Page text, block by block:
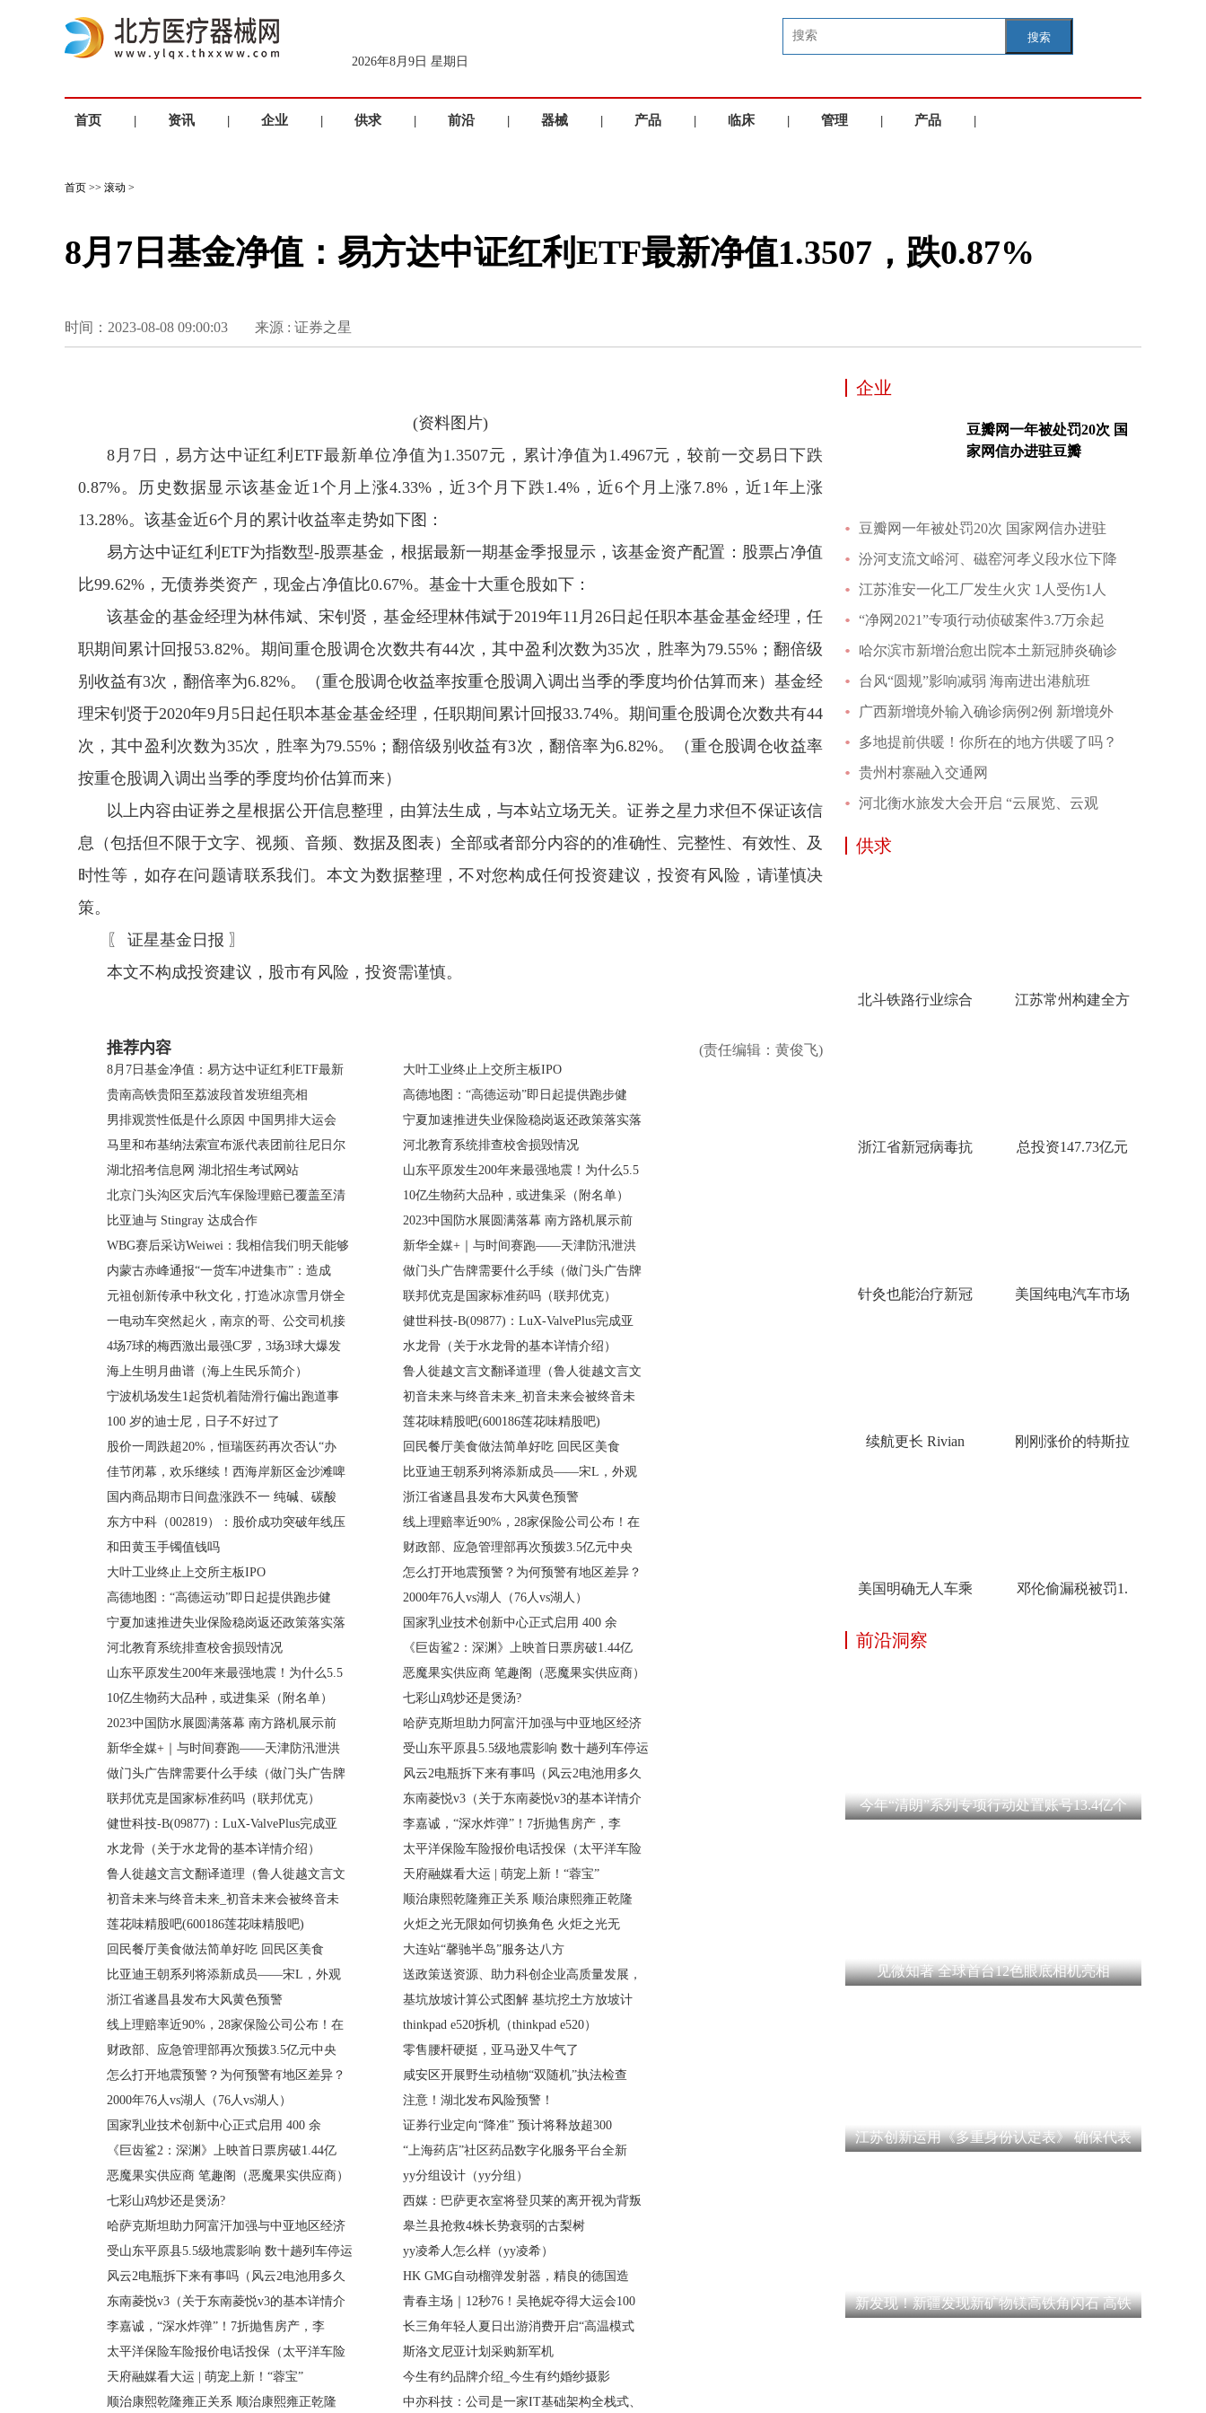
2026年8月9日 星期日
搜索
首页 | 资讯 | 企业 | 供求 | 前沿 | 器械 | 产品 | 临床 | 管理 | 产品 |
首页 >> 滚动 >
8月7日基金净值：易方达中证红利ETF最新净值1.3507，跌0.87%
时间：2023-08-08 09:00:03 来源 : 证券之星
(资料图片)
8月7日，易方达中证红利ETF最新单位净值为1.3507元，累计净值为1.4967元，较前一交易日下跌
0.87%。历史数据显示该基金近1个月上涨4.33%，近3个月下跌1.4%，近6个月上涨7.8%，近1年上涨
13.28%。该基金近6个月的累计收益率走势如下图：
易方达中证红利ETF为指数型-股票基金，根据最新一期基金季报显示，该基金资产配置：股票占净值
比99.62%，无债券类资产，现金占净值比0.67%。基金十大重仓股如下：
该基金的基金经理为林伟斌、宋钊贤，基金经理林伟斌于2019年11月26日起任职本基金基金经理，任
职期间累计回报53.82%。期间重仓股调仓次数共有44次，其中盈利次数为35次，胜率为79.55%；翻倍级
别收益有3次，翻倍率为6.82%。（重仓股调仓收益率按重仓股调入调出当季的季度均价估算而来）基金经
理宋钊贤于2020年9月5日起任职本基金基金经理，任职期间累计回报33.74%。期间重仓股调仓次数共有44
次，其中盈利次数为35次，胜率为79.55%；翻倍级别收益有3次，翻倍率为6.82%。（重仓股调仓收益率
按重仓股调入调出当季的季度均价估算而来）
以上内容由证券之星根据公开信息整理，由算法生成，与本站立场无关。证券之星力求但不保证该信
息（包括但不限于文字、视频、音频、数据及图表）全部或者部分内容的的准确性、完整性、有效性、及
时性等，如存在问题请联系我们。本文为数据整理，不对您构成任何投资建议，投资有风险，请谨慎决
策。
〖 证星基金日报 〗
本文不构成投资建议，股市有风险，投资需谨慎。
(责任编辑：黄俊飞)
推荐内容
8月7日基金净值：易方达中证红利ETF最新
贵南高铁贵阳至荔波段首发班组亮相
男排观赏性低是什么原因 中国男排大运会
马里和布基纳法索宣布派代表团前往尼日尔
湖北招考信息网 湖北招生考试网站
北京门头沟区灾后汽车保险理赔已覆盖至清
比亚迪与 Stingray 达成合作
WBG赛后采访Weiwei：我相信我们明天能够
内蒙古赤峰通报“一货车冲进集市”：造成
元祖创新传承中秋文化，打造冰凉雪月饼全
一电动车突然起火，南京的哥、公交司机接
4场7球的梅西激出最强C罗，3场3球大爆发
海上生明月曲谱（海上生民乐简介）
宁波机场发生1起货机着陆滑行偏出跑道事
100 岁的迪士尼，日子不好过了
股价一周跌超20%，恒瑞医药再次否认“办
佳节闭幕，欢乐继续！西海岸新区金沙滩啤
国内商品期市日间盘涨跌不一 纯碱、碳酸
东方中科（002819）：股价成功突破年线压
和田黄玉手镯值钱吗
大叶工业终止上交所主板IPO
高德地图：“高德运动”即日起提供跑步健
宁夏加速推进失业保险稳岗返还政策落实落
河北教育系统排查校舍损毁情况
山东平原发生200年来最强地震！为什么5.5
10亿生物药大品种，或进集采（附名单）
2023中国防水展圆满落幕 南方路机展示前
新华全媒+｜与时间赛跑——天津防汛泄洪
做门头广告牌需要什么手续（做门头广告牌
联邦优克是国家标准药吗（联邦优克）
健世科技-B(09877)：LuX-ValvePlus完成亚
水龙骨（关于水龙骨的基本详情介绍）
鲁人徙越文言文翻译道理（鲁人徙越文言文
初音未来与终音未来_初音未来会被终音未
莲花味精股吧(600186莲花味精股吧)
回民餐厅美食做法简单好吃 回民区美食
比亚迪王朝系列将添新成员——宋L，外观
浙江省遂昌县发布大风黄色预警
线上理赔率近90%，28家保险公司公布！在
财政部、应急管理部再次预拨3.5亿元中央
怎么打开地震预警？为何预警有地区差异？
2000年76人vs湖人（76人vs湖人）
国家乳业技术创新中心正式启用 400 余
《巨齿鲨2：深渊》上映首日票房破1.44亿
恶魔果实供应商 笔趣阁（恶魔果实供应商）
七彩山鸡炒还是煲汤?
哈萨克斯坦助力阿富汗加强与中亚地区经济
受山东平原县5.5级地震影响 数十趟列车停运
风云2电瓶拆下来有事吗（风云2电池用多久
东南菱悦v3（关于东南菱悦v3的基本详情介
李嘉诚，“深水炸弹”！7折抛售房产，李
太平洋保险车险报价电话投保（太平洋车险
天府融媒看大运 | 萌宠上新！“蓉宝”
顺治康熙乾隆雍正关系 顺治康熙雍正乾隆
大叶工业终止上交所主板IPO
高德地图：“高德运动”即日起提供跑步健
宁夏加速推进失业保险稳岗返还政策落实落
河北教育系统排查校舍损毁情况
山东平原发生200年来最强地震！为什么5.5
10亿生物药大品种，或进集采（附名单）
2023中国防水展圆满落幕 南方路机展示前
新华全媒+｜与时间赛跑——天津防汛泄洪
做门头广告牌需要什么手续（做门头广告牌
联邦优克是国家标准药吗（联邦优克）
健世科技-B(09877)：LuX-ValvePlus完成亚
水龙骨（关于水龙骨的基本详情介绍）
鲁人徙越文言文翻译道理（鲁人徙越文言文
初音未来与终音未来_初音未来会被终音未
莲花味精股吧(600186莲花味精股吧)
回民餐厅美食做法简单好吃 回民区美食
比亚迪王朝系列将添新成员——宋L，外观
浙江省遂昌县发布大风黄色预警
线上理赔率近90%，28家保险公司公布！在
财政部、应急管理部再次预拨3.5亿元中央
怎么打开地震预警？为何预警有地区差异？
2000年76人vs湖人（76人vs湖人）
国家乳业技术创新中心正式启用 400 余
《巨齿鲨2：深渊》上映首日票房破1.44亿
恶魔果实供应商 笔趣阁（恶魔果实供应商）
七彩山鸡炒还是煲汤?
哈萨克斯坦助力阿富汗加强与中亚地区经济
受山东平原县5.5级地震影响 数十趟列车停运
风云2电瓶拆下来有事吗（风云2电池用多久
东南菱悦v3（关于东南菱悦v3的基本详情介
李嘉诚，“深水炸弹”！7折抛售房产，李
太平洋保险车险报价电话投保（太平洋车险
天府融媒看大运 | 萌宠上新！“蓉宝”
顺治康熙乾隆雍正关系 顺治康熙雍正乾隆
火炬之光无限如何切换角色 火炬之光无
大连站“馨驰半岛”服务达八方
送政策送资源、助力科创企业高质量发展，
基坑放坡计算公式图解 基坑挖土方放坡计
thinkpad e520拆机（thinkpad e520）
零售腰杆硬挺，亚马逊又牛气了
咸安区开展野生动植物“双随机”执法检查
注意！湖北发布风险预警！
证券行业定向“降准” 预计将释放超300
“上海药店”社区药品数字化服务平台全新
yy分组设计（yy分组）
西媒：巴萨更衣室将登贝莱的离开视为背叛
皋兰县抢救4株长势衰弱的古梨树
yy凌希人怎么样（yy凌希）
HK GMG自动榴弹发射器，精良的德国造
青春主场｜12秒76！吴艳妮夺得大运会100
长三角年轻人夏日出游消费开启“高温模式
斯洛文尼亚计划采购新军机
今生有约品牌介绍_今生有约婚纱摄影
中亦科技：公司是一家IT基础架构全栈式、
企业
豆瓣网一年被处罚20次 国
家网信办进驻豆瓣
豆瓣网一年被处罚20次 国家网信办进驻
汾河支流文峪河、磁窑河孝义段水位下降
江苏淮安一化工厂发生火灾 1人受伤1人
“净网2021”专项行动侦破案件3.7万余起
哈尔滨市新增治愈出院本土新冠肺炎确诊
台风“圆规”影响减弱 海南进出港航班
广西新增境外输入确诊病例2例 新增境外
多地提前供暖！你所在的地方供暖了吗？
贵州村寨融入交通网
河北衡水旅发大会开启 “云展览、云观
供求
北斗铁路行业综合 江苏常州构建全方
浙江省新冠病毒抗 总投资147.73亿元
针灸也能治疗新冠 美国纯电汽车市场
续航更长 Rivian 刚刚涨价的特斯拉
美国明确无人车乘 邓伦偷漏税被罚1.
前沿洞察
今年“清朗”系列专项行动处置账号13.4亿个
见微知著 全球首台12色眼底相机亮相
江苏创新运用《多重身份认定表》 确保代表
新发现！新疆发现新矿物镁高铁角闪石 高铁